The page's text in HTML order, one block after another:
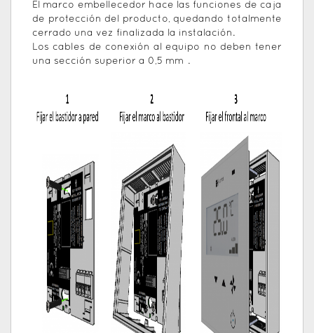
El marco embellecedor hace las funciones de caja
de protección del producto, quedando totalmente
cerrado una vez finalizada la instalación.
Los cables de conexión al equipo no deben tener
una sección superior a 0,5 mm².